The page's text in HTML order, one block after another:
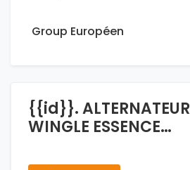
Group Européen
{{id}}. ALTERNATEUR
WINGLE ESSENCE